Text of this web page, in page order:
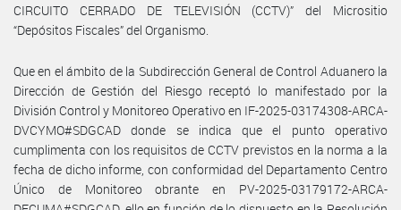
CIRCUITO CERRADO DE TELEVISIÓN (CCTV)” del Micrositio
“Depósitos Fiscales” del Organismo.
Que en el ámbito de la Subdirección General de Control Aduanero la
Dirección de Gestión del Riesgo receptó lo manifestado por la
División Control y Monitoreo Operativo en IF-2025-03174308-ARCA-
DVCYMO#SDGCAD donde se indica que el punto operativo
cumplimenta con los requisitos de CCTV previstos en la norma a la
fecha de dicho informe, con conformidad del Departamento Centro
Único de Monitoreo obrante en PV-2025-03179172-ARCA-